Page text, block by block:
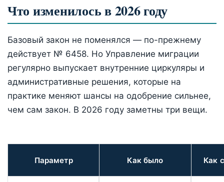
Что изменилось в 2026 году
Базовый закон не поменялся — по-прежнему
действует № 6458. Но Управление миграции
регулярно выпускает внутренние циркуляры и
административные решения, которые на
практике меняют шансы на одобрение сильнее,
чем сам закон. В 2026 году заметны три вещи.
Параметр Как было Как